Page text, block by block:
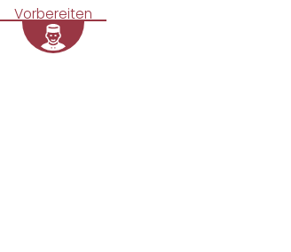
Vorbereiten